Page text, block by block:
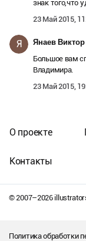
знак того,что
23 Май 2015,
Я Янаев Виктор
Большое вам
Владимира.
23 Май 2015,
© 2007–2026
О проекте
Контакты
Политика обработки